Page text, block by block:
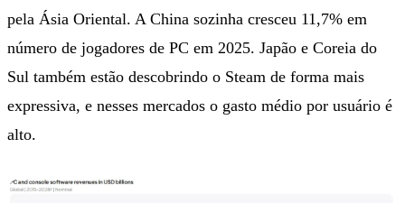
pela Ásia Oriental. A China sozinha cresceu 11,7% em
número de jogadores de PC em 2025. Japão e Coreia do
Sul também estão descobrindo o Steam de forma mais
expressiva, e nesses mercados o gasto médio por usuário é
alto.